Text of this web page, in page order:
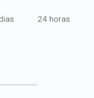
24 horas